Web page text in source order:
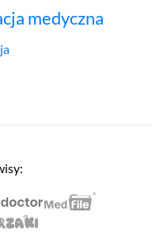
medyczna